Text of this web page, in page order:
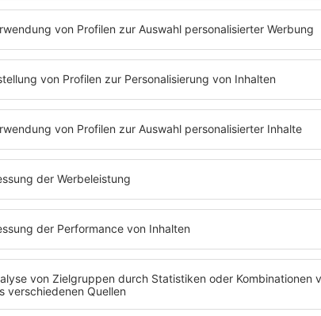
CATHY HUMMELS
Cathy Hummels im
Schöneberger. Wie man
Alternativen es zum
Hummels im Podcast.
Familie zwei Wohnsitze
Heimwerker-Qualitäten hat,